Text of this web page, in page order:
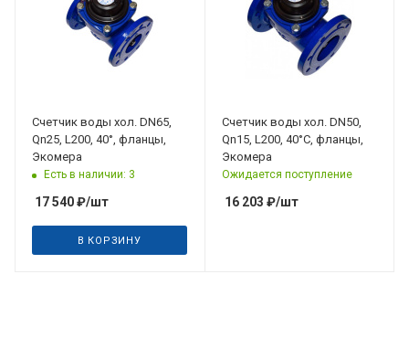
Счетчик воды хол. DN65,
Qn25, L200, 40°, фланцы,
Экомера
Есть в наличии: 3
17 540₽/шт
В КОРЗИНУ
Счетчик воды хол. DN50,
Qn15, L200, 40°C, фланцы,
Экомера
Ожидается поступление
16 203 ₽/шт